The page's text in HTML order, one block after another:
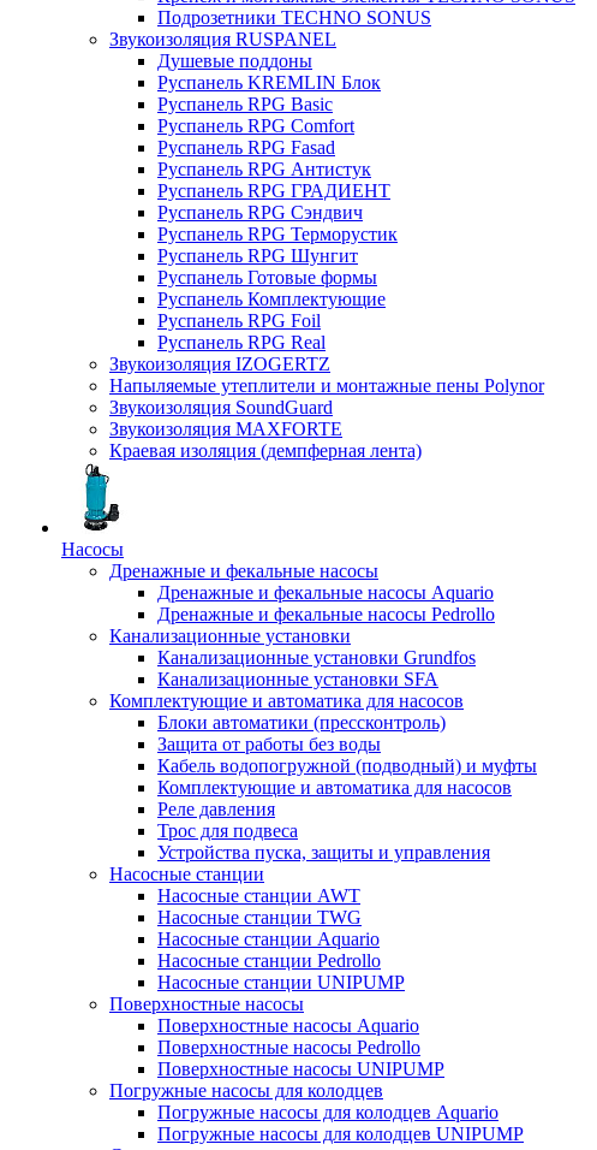
Подрозетники TECHNO SONUS
Звукоизоляция RUSPANEL
Душевые поддоны
Руспанель KREMLIN Блок
Руспанель RPG Basic
Руспанель RPG Comfort
Руспанель RPG Fasad
Руспанель RPG Антистук
Руспанель RPG ГРАДИЕНТ
Руспанель RPG Сэндвич
Руспанель RPG Терморустик
Руспанель RPG Шунгит
Руспанель Готовые формы
Руспанель Комплектующие
Руспанель RPG Foil
Руспанель RPG Real
Звукоизоляция IZOGERTZ
Напыляемые утеплители и монтажные пены Polynor
Звукоизоляция SoundGuard
Звукоизоляция MAXFORTE
Краевая изоляция (демпферная лента)
Насосы
Дренажные и фекальные насосы
Дренажные и фекальные насосы Aquario
Дренажные и фекальные насосы Pedrollo
Канализационные установки
Канализационные установки Grundfos
Канализационные установки SFA
Комплектующие и автоматика для насосов
Блоки автоматики (прессконтроль)
Защита от работы без воды
Кабель водопогружной (подводный) и муфты
Комплектующие и автоматика для насосов
Реле давления
Трос для подвеса
Устройства пуска, защиты и управления
Насосные станции
Насосные станции AWT
Насосные станции TWG
Насосные станции Aquario
Насосные станции Pedrollo
Насосные станции UNIPUMP
Поверхностные насосы
Поверхностные насосы Aquario
Поверхностные насосы Pedrollo
Поверхностные насосы UNIPUMP
Погружные насосы для колодцев
Погружные насосы для колодцев Aquario
Погружные насосы для колодцев UNIPUMP